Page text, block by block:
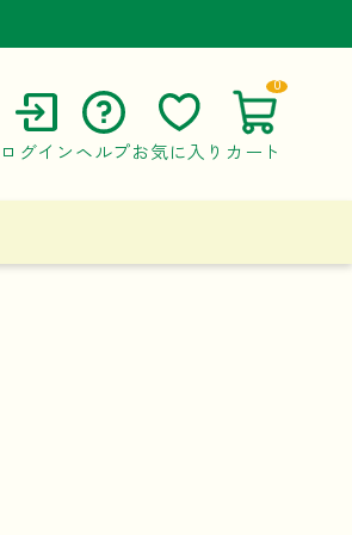
ログイン ヘルプ
ご利用ガイド
お問い合わせ
お気に入り カート
0